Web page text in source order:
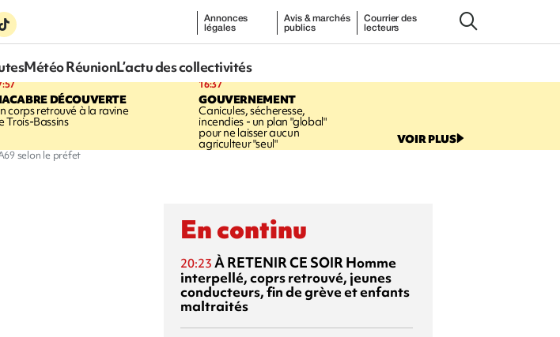
Annonces
légales
Avis & marchés
publics
Courrier des
lecteurs
Météo RéunionL’actu des collectivités
DÉCOUVERTE
corps retrouvé à la ravine
Trois-Bassins
16:37
GOUVERNEMENT
Canicules, sécheresse,
incendies - un plan "global"
pour ne laisser aucun
agriculteur "seul" VOIR PLUS
selon le préfet
En continu
20:23 À RETENIR CE SOIR Homme
interpellé, coprs retrouvé, jeunes
conducteurs, fin de grève et enfants
maltraités